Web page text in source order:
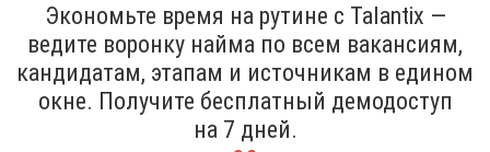
Экономьте время на рутине с Talantix —
ведите воронку найма по всем вакансиям,
кандидатам, этапам и источникам в едином
окне. Получите бесплатный демодоступ
на 7 дней.